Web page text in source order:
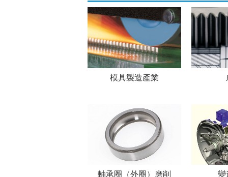
模具製造產業
軸承圈（外圈）磨削 變